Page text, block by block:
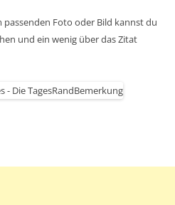
Foto oder Bild kannst du
und ein wenig über das Zitat